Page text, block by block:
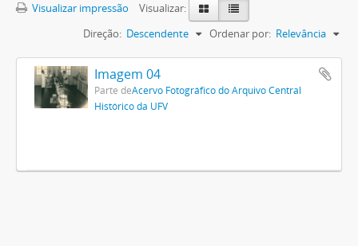
Visualizar impressão
Visualizar:
Ordenar por: Relevância
Direção: Descendente
Imagem 04
Parte deAcervo Fotográfico do Arquivo Central
Histórico da UFV